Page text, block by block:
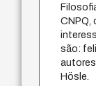
CNPQ,
são:
Hösle.